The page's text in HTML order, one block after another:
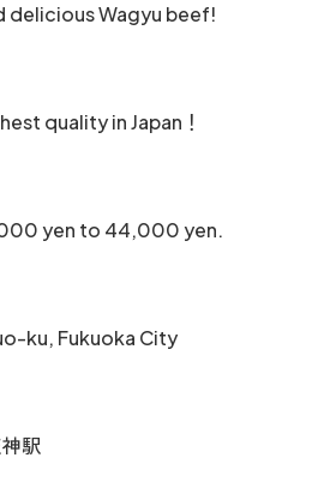
delicious Wagyu beef!
quality in Japan！
yen to 44,000 yen.
ku, Fukuoka City
駅